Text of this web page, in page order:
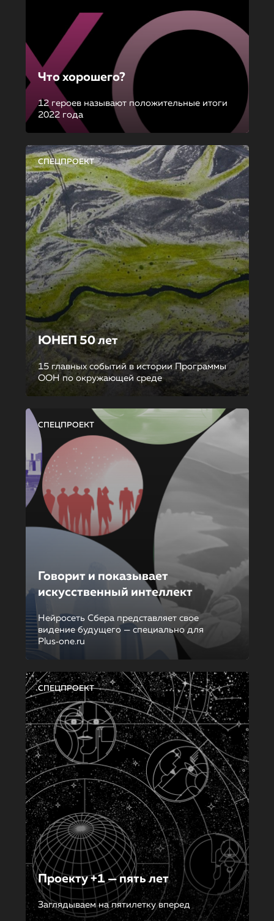
Что хорошего?
12 героев называют положительные итоги
2022 года
СПЕЦПРОЕКТ
ЮНЕП 50 лет
15 главных событий в истории Программы
ООН по окружающей среде
СПЕЦПРОЕКТ
Говорит и показывает
искусственный интеллект
Нейросеть Сбера представляет свое
видение будущего — специально для
Plus‑one.ru
СПЕЦПРОЕКТ
Проекту +1 — пять лет
Заглядываем на пятилетку вперед